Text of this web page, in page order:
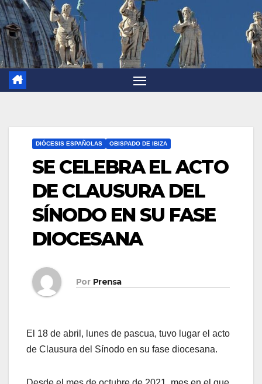
DIÓCESIS ESPAÑOLAS OBISPADO DE IBIZA
SE CELEBRA EL ACTO
DE CLAUSURA DEL
SÍNODO EN SU FASE
DIOCESANA
Por Prensa
El 18 de abril, lunes de pascua, tuvo lugar el acto
de Clausura del Sínodo en su fase diocesana.